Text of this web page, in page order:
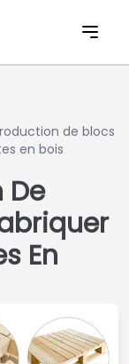
de blocs
en bois
De
En